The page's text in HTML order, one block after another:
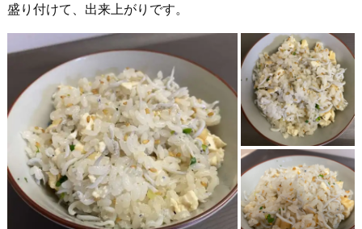
盛り付けて、出来上がりです。